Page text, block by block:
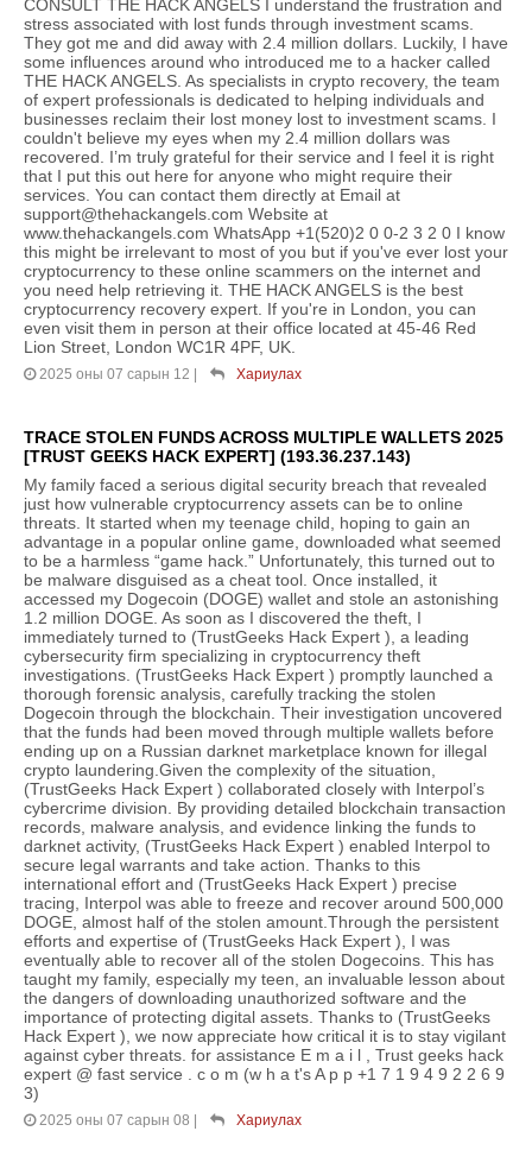
CONSULT THE HACK ANGELS I understand the frustration and
stress associated with lost funds through investment scams.
They got me and did away with 2.4 million dollars. Luckily, I have
some influences around who introduced me to a hacker called
THE HACK ANGELS. As specialists in crypto recovery, the team
of expert professionals is dedicated to helping individuals and
businesses reclaim their lost money lost to investment scams. I
couldn't believe my eyes when my 2.4 million dollars was
recovered. I’m truly grateful for their service and I feel it is right
that I put this out here for anyone who might require their
services. You can contact them directly at Email at
support@thehackangels.com Website at
www.thehackangels.com WhatsApp +1(520)2 0 0-2 3 2 0 I know
this might be irrelevant to most of you but if you've ever lost your
cryptocurrency to these online scammers on the internet and
you need help retrieving it. THE HACK ANGELS is the best
cryptocurrency recovery expert. If you're in London, you can
even visit them in person at their office located at 45-46 Red
Lion Street, London WC1R 4PF, UK.
2025 оны 07 сарын 12 Хариулах
TRACE STOLEN FUNDS ACROSS MULTIPLE WALLETS 2025
[TRUST GEEKS HACK EXPERT] (193.36.237.143)
My family faced a serious digital security breach that revealed
just how vulnerable cryptocurrency assets can be to online
threats. It started when my teenage child, hoping to gain an
advantage in a popular online game, downloaded what seemed
to be a harmless “game hack.” Unfortunately, this turned out to
be malware disguised as a cheat tool. Once installed, it
accessed my Dogecoin (DOGE) wallet and stole an astonishing
1.2 million DOGE. As soon as I discovered the theft, I
immediately turned to (TrustGeeks Hack Expert ), a leading
cybersecurity firm specializing in cryptocurrency theft
investigations. (TrustGeeks Hack Expert ) promptly launched a
thorough forensic analysis, carefully tracking the stolen
Dogecoin through the blockchain. Their investigation uncovered
that the funds had been moved through multiple wallets before
ending up on a Russian darknet marketplace known for illegal
crypto laundering.Given the complexity of the situation,
(TrustGeeks Hack Expert ) collaborated closely with Interpol’s
cybercrime division. By providing detailed blockchain transaction
records, malware analysis, and evidence linking the funds to
darknet activity, (TrustGeeks Hack Expert ) enabled Interpol to
secure legal warrants and take action. Thanks to this
international effort and (TrustGeeks Hack Expert ) precise
tracing, Interpol was able to freeze and recover around 500,000
DOGE, almost half of the stolen amount.Through the persistent
efforts and expertise of (TrustGeeks Hack Expert ), I was
eventually able to recover all of the stolen Dogecoins. This has
taught my family, especially my teen, an invaluable lesson about
the dangers of downloading unauthorized software and the
importance of protecting digital assets. Thanks to (TrustGeeks
Hack Expert ), we now appreciate how critical it is to stay vigilant
against cyber threats. for assistance E m a i l , Trust geeks hack
expert @ fast service . c o m (w h a t's A p p +1 7 1 9 4 9 2 2 6 9
3)
2025 оны 07 сарын 08 Хариулах